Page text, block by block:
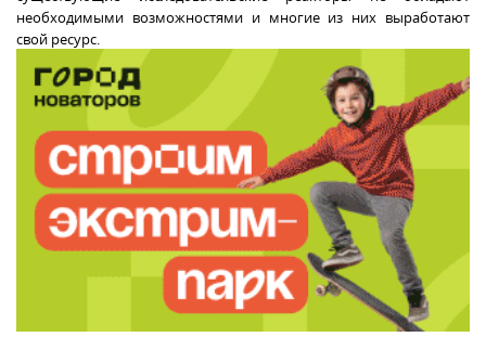
необходимыми возможностями и многие из них выработают
свой ресурс.